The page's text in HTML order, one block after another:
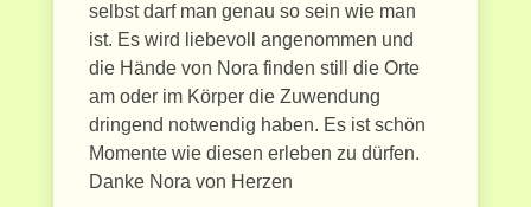
selbst darf man genau so sein wie man
ist. Es wird liebevoll angenommen und
die Hände von Nora finden still die Orte
am oder im Körper die Zuwendung
dringend notwendig haben. Es ist schön
Momente wie diesen erleben zu dürfen.
Danke Nora von Herzen